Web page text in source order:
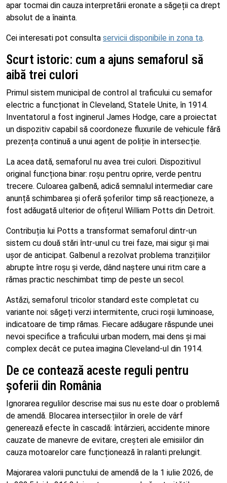
apar tocmai din cauza interpretării eronate a săgeții ca drept
absolut de a înainta.
Cei interesati pot consulta servicii disponibile in zona ta.
Scurt istoric: cum a ajuns semaforul să
aibă trei culori
Primul sistem municipal de control al traficului cu semafor
electric a funcționat în Cleveland, Statele Unite, în 1914.
Inventatorul a fost inginerul James Hodge, care a proiectat
un dispozitiv capabil să coordoneze fluxurile de vehicule fără
prezența continuă a unui agent de poliție în intersecție.
La acea dată, semaforul nu avea trei culori. Dispozitivul
original funcționa binar: roșu pentru oprire, verde pentru
trecere. Culoarea galbenă, adică semnalul intermediar care
anunță schimbarea și oferă șoferilor timp să reacționeze, a
fost adăugată ulterior de ofițerul William Potts din Detroit.
Contribuția lui Potts a transformat semaforul dintr-un
sistem cu două stări într-unul cu trei faze, mai sigur și mai
ușor de anticipat. Galbenul a rezolvat problema tranzițiilor
abrupte între roșu și verde, dând naștere unui ritm care a
rămas practic neschimbat timp de peste un secol.
Astăzi, semaforul tricolor standard este completat cu
variante noi: săgeți verzi intermitente, cruci roșii luminoase,
indicatoare de timp rămas. Fiecare adăugare răspunde unei
nevoi specifice a traficului urban modern, mai dens și mai
complex decât ce putea imagina Cleveland-ul din 1914.
De ce contează aceste reguli pentru
șoferii din România
Ignorarea regulilor descrise mai sus nu este doar o problemă
de amendă. Blocarea intersecțiilor în orele de vârf
generează efecte în cascadă: întârzieri, accidente minore
cauzate de manevre de evitare, creșteri ale emisiilor din
cauza motoarelor care funcționează în ralanti prelungit.
Majorarea valorii punctului de amendă de la 1 iulie 2026, de